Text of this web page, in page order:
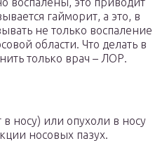
гайморит, а это, в
не только воспаление
области. Что делать в
только врач – ЛОР.
носу) или опухоли в носу
носовых пазух.